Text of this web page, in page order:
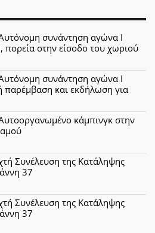
συνάντηση αγώνα Ι
πορεία στην είσοδο του χωριού
συνάντηση αγώνα Ι
και εκδήλωση για
κάμπινγκ στην
Συνέλευση της Κατάληψης
37
Συνέλευση της Κατάληψης
37